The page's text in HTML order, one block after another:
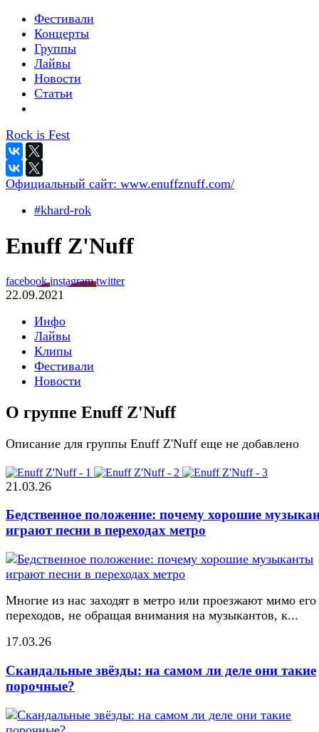
Фестивали
Концерты
Группы
Лайвы
Новости
Статьи
Rock is Fest
Официальный сайт: www.enuffznuff.com/
#khard-rok
Enuff Z'Nuff
facebookinstagramtwitter
22.09.2021
Инфо
Лайвы
Клипы
Фестивали
Новости
О группе Enuff Z'Nuff
Описание для группы Enuff Z'Nuff еще не добавлено
21.03.26
Бедственное положение: почему хорошие
играют песни в переходах метро
Многие из нас заходят в метро или проезжают мимо его
переходов, не обращая внимания на музыкантов, к...
17.03.26
Скандальные звёзды: на самом ли деле они такие
порочные?